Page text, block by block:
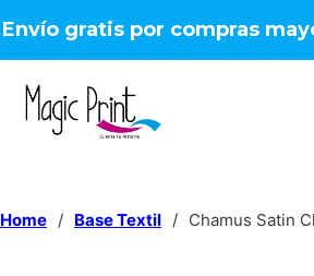
Envío gratis por compras
Home / Base Textil / Chamus Satin